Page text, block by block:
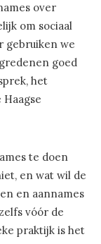
over
om sociaal
gebruiken we
goed
het
te doen
en wat wil de
en aannames
vóór de
praktijk is het